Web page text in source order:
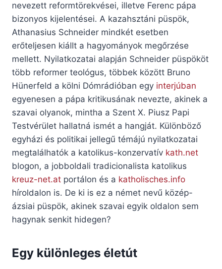
nevezett reformtörekvései, illetve Ferenc pápa
bizonyos kijelentései. A kazahsztáni püspök,
Athanasius Schneider mindkét esetben
erőteljesen kiállt a hagyományok megőrzése
mellett. Nyilatkozatai alapján Schneider püspököt
több reformer teológus, többek között Bruno
Hünerfeld a kölni Dómrádióban egy interjúban
egyenesen a pápa kritikusának nevezte, akinek a
szavai olyanok, mintha a Szent X. Piusz Papi
Testvérület hallatná ismét a hangját. Különböző
egyházi és politikai jellegű témájú nyilatkozatai
megtalálhatók a katolikus-konzervatív kath.net
blogon, a jobboldali tradicionalista katolikus
kreuz-net.at portálon és a katholisches.info
híroldalon is. De ki is ez a német nevű közép-
ázsiai püspök, akinek szavai egyik oldalon sem
hagynak senkit hidegen?
Egy különleges életút